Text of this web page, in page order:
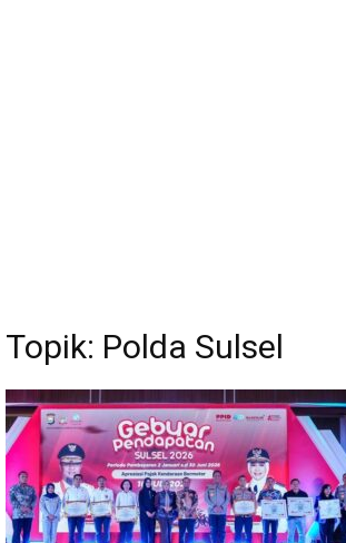
Topik: Polda Sulsel